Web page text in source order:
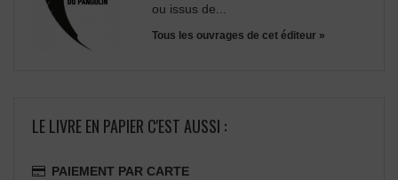
ou issus de...
Tous les ouvrages de cet éditeur »
LE LIVRE EN PAPIER C'EST AUSSI :
PAIEMENT PAR CARTE